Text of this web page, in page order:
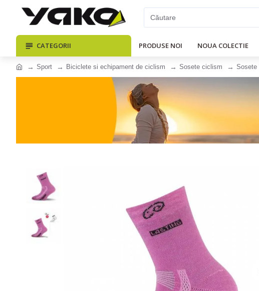
CATEGORII PRODUSE NOI NOUA COLECTIE
Sport Biciclete si echipament de ciclism Sosete ciclism Sosete